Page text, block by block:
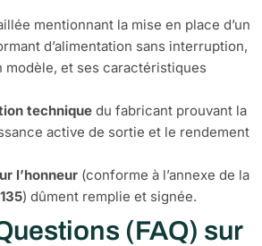
mentionnant la mise en place d’un
d’alimentation sans interruption,
modèle, et ses caractéristiques
technique du fabricant prouvant la
active de sortie et le rendement
l’honneur (conforme à l’annexe de la
) dûment remplie et signée.
(FAQ) sur